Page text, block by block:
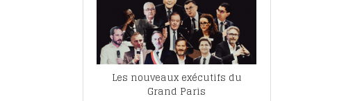
Les nouveaux exécutifs du
Grand Paris